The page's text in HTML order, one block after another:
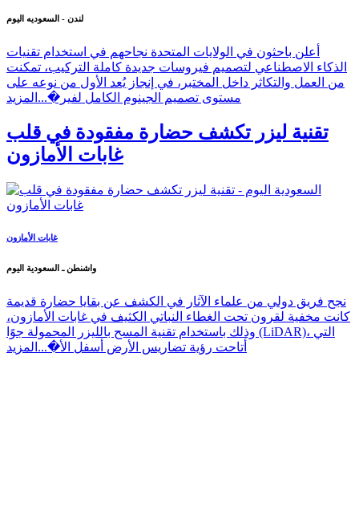
لندن - السعوديه اليوم
أعلن باحثون في الولايات المتحدة نجاحهم في استخدام تقنيات
الذكاء الاصطناعي لتصميم فيروسات جديدة كاملة التركيب، تمكنت
من العمل والتكاثر داخل المختبر، في إنجاز يُعد الأول من نوعه على
مستوى تصميم الجينوم الكامل لفير�... المزيد
تقنية ليزر تكشف حضارة مفقودة في قلب
غابات الأمازون
غابات الأمازون
واشنطن ـ السعودية اليوم
نجح فريق دولي من علماء الآثار في الكشف عن بقايا حضارة قديمة
كانت مخفية لقرون تحت الغطاء النباتي الكثيف في غابات الأمازون،
وذلك باستخدام تقنية المسح بالليزر المحمولة جوًا (LiDAR)، التي
أتاحت رؤية تضاريس الأرض أسفل الأ�... المزيد